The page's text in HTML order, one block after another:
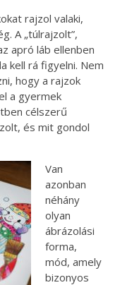
rajzol valaki,
A „túlrajzolt”,
apró láb ellenben
kell rá figyelni. Nem
hogy a rajzok
a gyermek
célszerű
és mit gondol
Van
azonban
néhány
olyan
ábrázolási
forma,
mód, amely
bizonyos